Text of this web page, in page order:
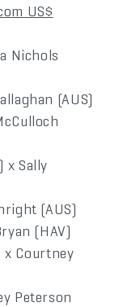
US$
Nichols
(AUS)
x Sally
(AUS)
(HAV)
x Courtney
Peterson